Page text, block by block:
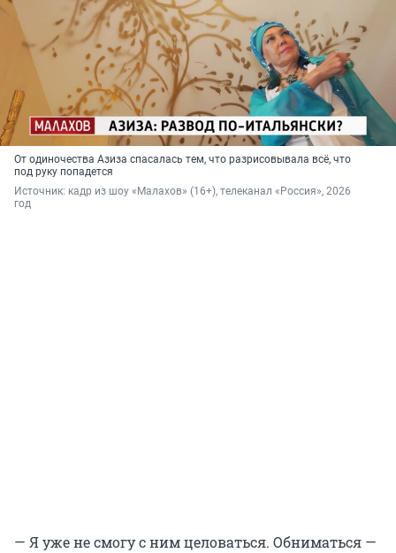
От одиночества Азиза спасалась тем, что разрисовывала всё, что
под руку попадется
Источник: кадр из шоу «Малахов» (16+), телеканал «Россия», 2026
год
— Я уже не смогу с ним целоваться. Обниматься —